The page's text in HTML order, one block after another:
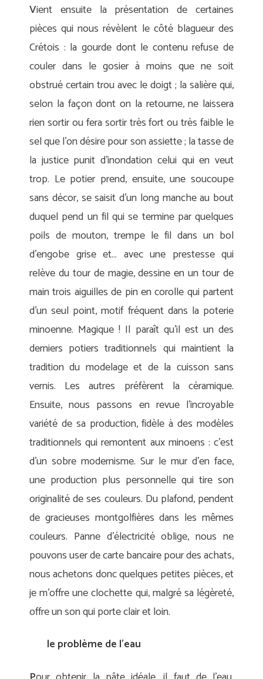
Vient ensuite la présentation de certaines
pièces qui nous révèlent le côté blagueur des
Crétois : la gourde dont le contenu refuse de
couler dans le gosier à moins que ne soit
obstrué certain trou avec le doigt ; la salière qui,
selon la façon dont on la retourne, ne laissera
rien sortir ou fera sortir très fort ou très faible le
sel que l’on désire pour son assiette ; la tasse de
la justice punit d’inondation celui qui en veut
trop. Le potier prend, ensuite, une soucoupe
sans décor, se saisit d’un long manche au bout
duquel pend un fil qui se termine par quelques
poils de mouton, trempe le fil dans un bol
d’engobe grise et… avec une prestesse qui
relève du tour de magie, dessine en un tour de
main trois aiguilles de pin en corolle qui partent
d’un seul point, motif fréquent dans la poterie
minoenne. Magique ! Il paraît qu’il est un des
derniers potiers traditionnels qui maintient la
tradition du modelage et de la cuisson sans
vernis. Les autres préfèrent la céramique.
Ensuite, nous passons en revue l’incroyable
variété de sa production, fidèle à des modèles
traditionnels qui remontent aux minoens : c’est
d’un sobre modernisme. Sur le mur d’en face,
une production plus personnelle qui tire son
originalité de ses couleurs. Du plafond, pendent
de gracieuses montgolfières dans les mêmes
couleurs. Panne d’électricité oblige, nous ne
pouvons user de carte bancaire pour des achats,
nous achetons donc quelques petites pièces, et
je m’offre une clochette qui, malgré sa légèreté,
offre un son qui porte clair et loin.
le problème de l’eau